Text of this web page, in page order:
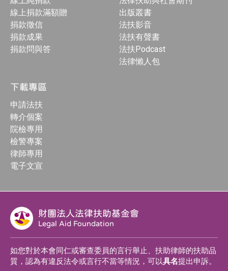
線上捐款滿額贈
捐款徵信
捐款成果
捐款問與答
出版叢書
法扶影音
法扶有聲書
法扶Podcast
法律懶人包
下載專區
申請法扶
轉介個案
院檢專用
檢警專案
律師專用
電子文宣
財團法人法律扶助基金會
Legal Aid Foundation
如您對於本會同仁或審查委員的言行舉止、扶助律師的扶助品
質，認為有違反法令或言行不當等情況，可以具名提出申訴。